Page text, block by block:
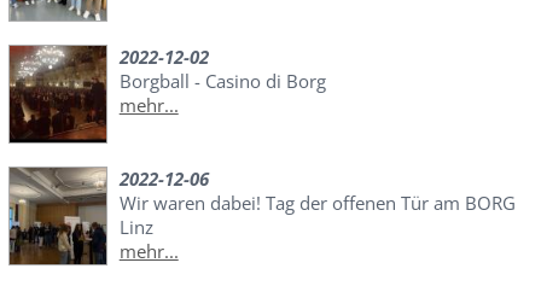
2022-12-02
Borgball - Casino di Borg
mehr...
2022-12-06
Wir waren dabei! Tag der offenen Tür am BORG
Linz
mehr...